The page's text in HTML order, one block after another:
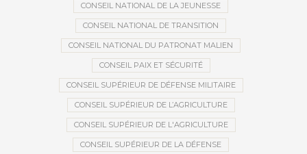
CONSEIL NATIONAL DE LA JEUNESSE
CONSEIL NATIONAL DE TRANSITION
CONSEIL NATIONAL DU PATRONAT MALIEN
CONSEIL PAIX ET SÉCURITÉ
CONSEIL SUPÉRIEUR DE DÉFENSE MILITAIRE
CONSEIL SUPÉRIEUR DE L’AGRICULTURE
CONSEIL SUPÉRIEUR DE L'AGRICULTURE
CONSEIL SUPÉRIEUR DE LA DÉFENSE